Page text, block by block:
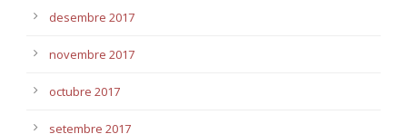
desembre 2017
novembre 2017
octubre 2017
setembre 2017